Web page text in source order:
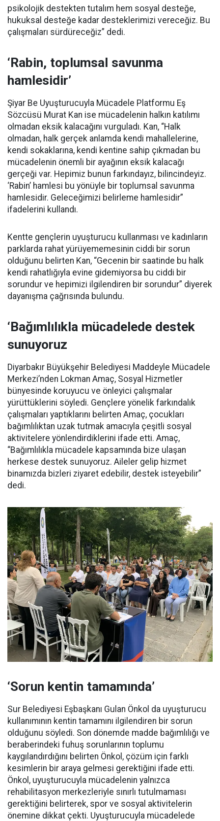
psikolojik destekten tutalım hem sosyal desteğe,
hukuksal desteğe kadar desteklerimizi vereceğiz. Bu
çalışmaları sürdüreceğiz” dedi.
‘Rabin, toplumsal savunma
hamlesidir’
Şiyar Be Uyuşturucuyla Mücadele Platformu Eş
Sözcüsü Murat Kan ise mücadelenin halkın katılımı
olmadan eksik kalacağını vurguladı. Kan, “Halk
olmadan, halk gerçek anlamda kendi mahallelerine,
kendi sokaklarına, kendi kentine sahip çıkmadan bu
mücadelenin önemli bir ayağının eksik kalacağı
gerçeği var. Hepimiz bunun farkındayız, bilincindeyiz.
‘Rabin’ hamlesi bu yönüyle bir toplumsal savunma
hamlesidir. Geleceğimizi belirleme hamlesidir”
ifadelerini kullandı.
Kentte gençlerin uyuşturucu kullanması ve kadınların
parklarda rahat yürüyememesinin ciddi bir sorun
olduğunu belirten Kan, “Gecenin bir saatinde bu halk
kendi rahatlığıyla evine gidemiyorsa bu ciddi bir
sorundur ve hepimizi ilgilendiren bir sorundur” diyerek
dayanışma çağrısında bulundu.
‘Bağımlılıkla mücadelede destek
sunuyoruz
Diyarbakır Büyükşehir Belediyesi Maddeyle Mücadele
Merkezi’nden Lokman Amaç, Sosyal Hizmetler
bünyesinde koruyucu ve önleyici çalışmalar
yürüttüklerini söyledi. Gençlere yönelik farkındalık
çalışmaları yaptıklarını belirten Amaç, çocukları
bağımlılıktan uzak tutmak amacıyla çeşitli sosyal
aktivitelere yönlendirdiklerini ifade etti. Amaç,
“Bağımlılıkla mücadele kapsamında bize ulaşan
herkese destek sunuyoruz. Aileler gelip hizmet
binamızda bizleri ziyaret edebilir, destek isteyebilir”
dedi.
‘Sorun kentin tamamında’
Sur Belediyesi Eşbaşkanı Gulan Önkol da uyuşturucu
kullanımının kentin tamamını ilgilendiren bir sorun
olduğunu söyledi. Son dönemde madde bağımlılığı ve
beraberindeki fuhuş sorunlarının toplumu
kaygılandırdığını belirten Önkol, çözüm için farklı
kesimlerin bir araya gelmesi gerektiğini ifade etti.
Önkol, uyuşturucuyla mücadelenin yalnızca
rehabilitasyon merkezleriyle sınırlı tutulmaması
gerektiğini belirterek, spor ve sosyal aktivitelerin
önemine dikkat çekti. Uyuşturucuyla mücadelede